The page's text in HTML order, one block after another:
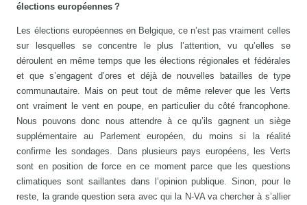
élections européennes ?
Les élections européennes en Belgique, ce n’est pas vraiment celles
sur lesquelles se concentre le plus l’attention, vu qu’elles se
déroulent en même temps que les élections régionales et fédérales
et que s’engagent d’ores et déjà de nouvelles batailles de type
communautaire. Mais on peut tout de même relever que les Verts
ont vraiment le vent en poupe, en particulier du côté francophone.
Nous pouvons donc nous attendre à ce qu’ils gagnent un siège
supplémentaire au Parlement européen, du moins si la réalité
confirme les sondages. Dans plusieurs pays européens, les Verts
sont en position de force en ce moment parce que les questions
climatiques sont saillantes dans l’opinion publique. Sinon, pour le
reste, la grande question sera avec qui la N-VA va chercher à s’allier